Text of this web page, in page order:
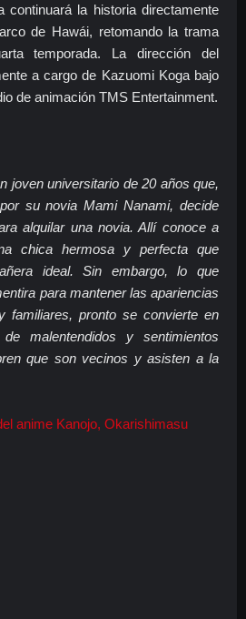
continuará la historia directamente
de Hawái, retomando la trama
temporada. La dirección del
a cargo de Kazuomi Koga bajo
de animación TMS Entertainment.
joven universitario de 20 años que,
su novia Mami Nanami, decide
alquilar una novia. Allí conoce a
chica hermosa y perfecta que
ideal. Sin embargo, lo que
para mantener las apariencias
familiares, pronto se convierte en
malentendidos y sentimientos
que son vecinos y asisten a la
anime Kanojo, Okarishimasu